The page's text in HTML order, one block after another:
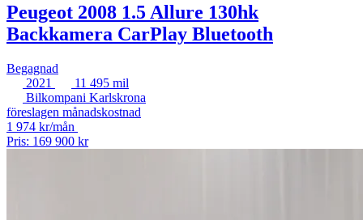
Peugeot 2008 1.5 Allure 130hk
Backkamera CarPlay Bluetooth
Begagnad
2021
11 495 mil
Bilkompani Karlskrona
föreslagen månadskostnad
1 974 kr/mån
Pris: 169 900 kr